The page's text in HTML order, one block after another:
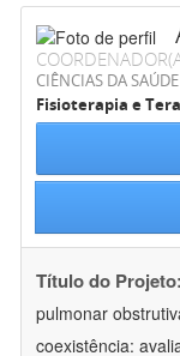
CIÊNCIAS DA SAÚDE
Fisioterapia e
Título do Projeto:
pulmonar
coexistência: